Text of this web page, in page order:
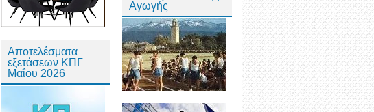
Αποτελέσματα
εξετάσεων ΚΠΓ
Μαΐου 2026
Αγωγής